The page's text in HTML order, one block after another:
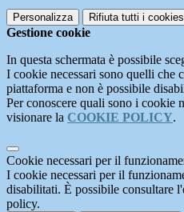
Personalizza Rifiuta tutti i cookies
Gestione cookie
In questa schermata è possibile
I cookie necessari sono quelli che
piattaforma e non è possibile
Per conoscere quali sono i cookie
visionare la COOKIE POLICY.
Cookie necessari per il
I cookie necessari per il
disabilitati. È possibile consultare
policy.